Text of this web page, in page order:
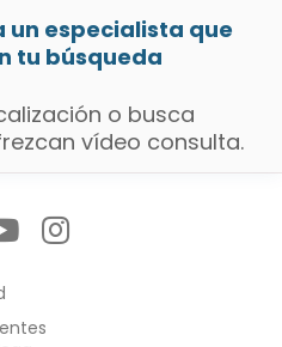
un especialista que
tu búsqueda
o busca
vídeo consulta.